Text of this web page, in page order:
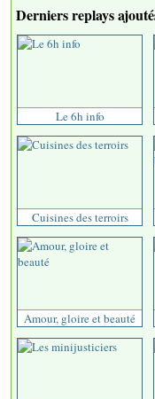
Derniers replays
Le 6h info
Cuisines des terroirs
Amour, gloire et beauté